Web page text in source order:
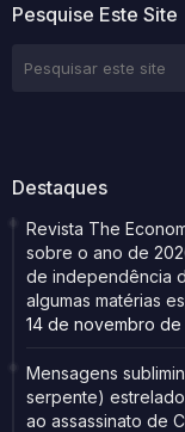
Pesquise Este Site
Destaques
Revista The
sobre o ano de
de independência
algumas matérias
14 de novembro de
Mensagens
serpente)
ao assassinato de